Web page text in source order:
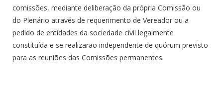
comissões, mediante deliberação da própria Comissão ou
do Plenário através de requerimento de Vereador ou a
pedido de entidades da sociedade civil legalmente
constituída e se realizarão independente de quórum previsto
para as reuniões das Comissões permanentes.